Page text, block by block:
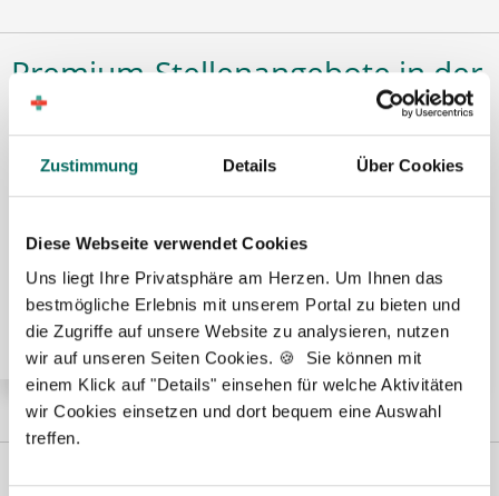
Zustimmung Details Über Cookies
Diese Webseite verwendet Cookies
Uns liegt Ihre Privatsphäre am Herzen. Um Ihnen das
bestmögliche Erlebnis mit unserem Portal zu bieten und
die Zugriffe auf unsere Website zu analysieren, nutzen
wir auf unseren Seiten Cookies. 🍪 Sie können mit
einem Klick auf "Details" einsehen für welche Aktivitäten
wir Cookies einsetzen und dort bequem eine Auswahl
treffen.
Premium-Stellenangebote in der
Region Aachen:
Apotheker (m/w/d) in Voll- oder Teilzeit ab sofort in
Eschweiler